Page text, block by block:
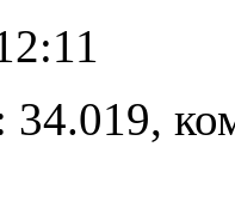
34.019,